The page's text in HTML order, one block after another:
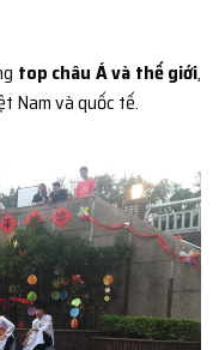
top châu Á và thế giới,
Nam và quốc tế.